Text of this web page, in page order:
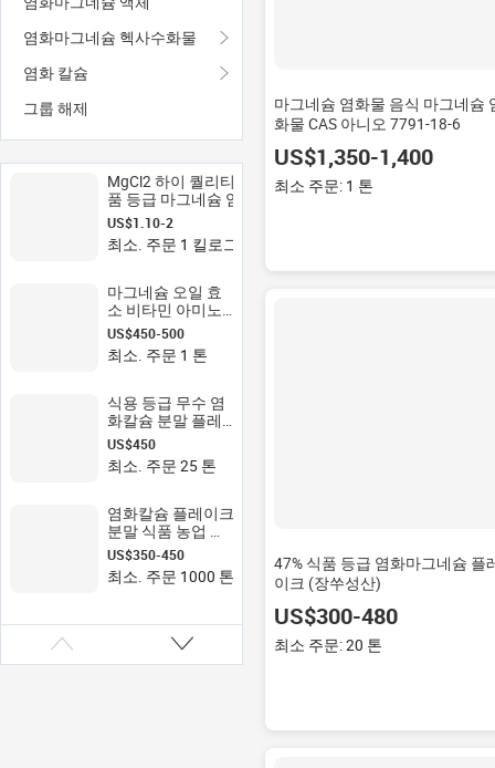
염화마그네슘 헥사수화물
염화 칼슘
그룹 해제
MgCl2 하이 퀄리티 식
품 등급 마그네슘 염
화물 육사 수소 바다
분말 플레이크 입상
US$1.10-2
최소. 주문 1 킬로그램
마그네슘 오일 효
소 비타민 아미노
산 방부제 MCP 분
말 표준
US$450-500
최소. 주문 1 톤
식용 등급 무수 염
화칼슘 분말 플레
이크 입상 제설제
수처리 제습제 사
용 산업용
US$450
최소. 주문 25 톤
염화칼슘 플레이크
분말 식품 농업 등
급 신장 제습제 눈
녹는 물 처리
US$350-450
최소. 주문 1000 톤
마그네슘 염화물 음식 마그네슘
화물 CAS 아니오 7791-18-6
US$1,350-1,400
최소 주문: 1 톤
47% 식품 등급 염화마그네슘 플
이크 (장쑤성산)
US$300-480
최소 주문: 20 톤